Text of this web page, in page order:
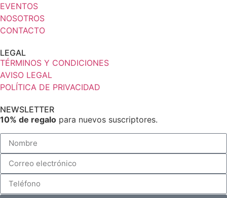
EVENTOS
NOSOTROS
CONTACTO
LEGAL
TÉRMINOS Y CONDICIONES
AVISO LEGAL
POLÍTICA DE PRIVACIDAD
NEWSLETTER
10% de regalo para nuevos suscriptores.